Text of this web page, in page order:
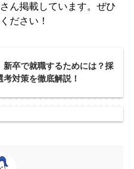
ん掲載しています。ぜひ
ださい！
新卒で就職するためには？採
考対策を徹底解説！